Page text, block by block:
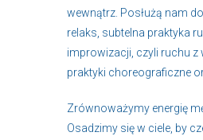
wewnątrz. Posłużą nam
relaks, subtelna praktyka
improwizacji, czyli ruchu z
praktyki choreograficzne
Zrównoważymy energię
Osadzimy się w ciele, by